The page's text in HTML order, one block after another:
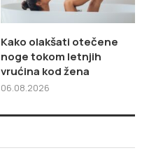
Kako olakšati otečene
noge tokom letnjih
vrućina kod žena
06.08.2026